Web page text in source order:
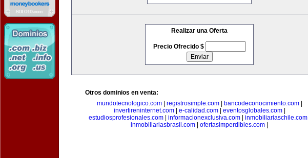
Realizar una Oferta
Precio Ofrecido $
Otros dominios en venta:
mundotecnologico.com| registrosimple.com| bancodeconocimiento.com|
invertireninternet.com| e-calidad.com| eventosglobales.com|
estudiosprofesionales.com| informacionexclusiva.com| inmobiliariaschile.com|
inmobiliariasbrasil.com
ofertasimperdibles.com